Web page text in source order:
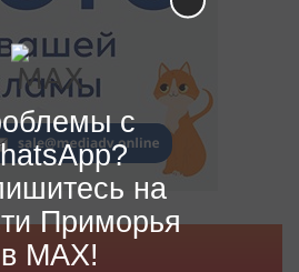
с
на
Приморья
в MAX!